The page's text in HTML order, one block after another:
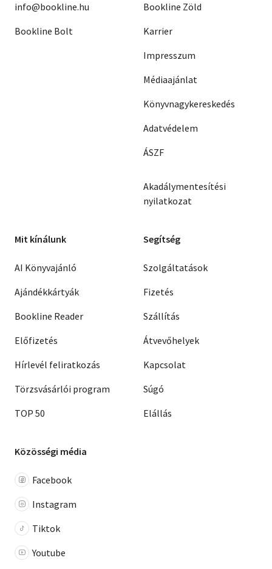
info@bookline.hu
Bookline Bolt
Bookline Zöld
Karrier
Impresszum
Médiaajánlat
Könyvnagykereskedés
Adatvédelem
ÁSZF
Akadálymentesítési
nyilatkozat
Mit kínálunk
AI Könyvajánló
Ajándékkártyák
Bookline Reader
Előfizetés
Hírlevél feliratkozás
Törzsvásárlói program
TOP 50
Segítség
Szolgáltatások
Fizetés
Szállítás
Átvevőhelyek
Kapcsolat
Súgó
Elállás
Közösségi média
Facebook
Instagram
Tiktok
Youtube